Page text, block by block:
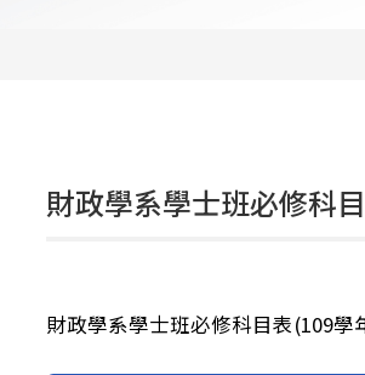
財政學系學士班必修科
財政學系學士班必修科目表(109學